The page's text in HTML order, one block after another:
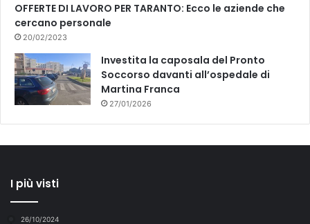
OFFERTE DI LAVORO PER TARANTO: Ecco le aziende che
cercano personale
20/02/2023
Investita la caposala del Pronto
Soccorso davanti all’ospedale di
Martina Franca
27/01/2026
I più visti
26/10/2024